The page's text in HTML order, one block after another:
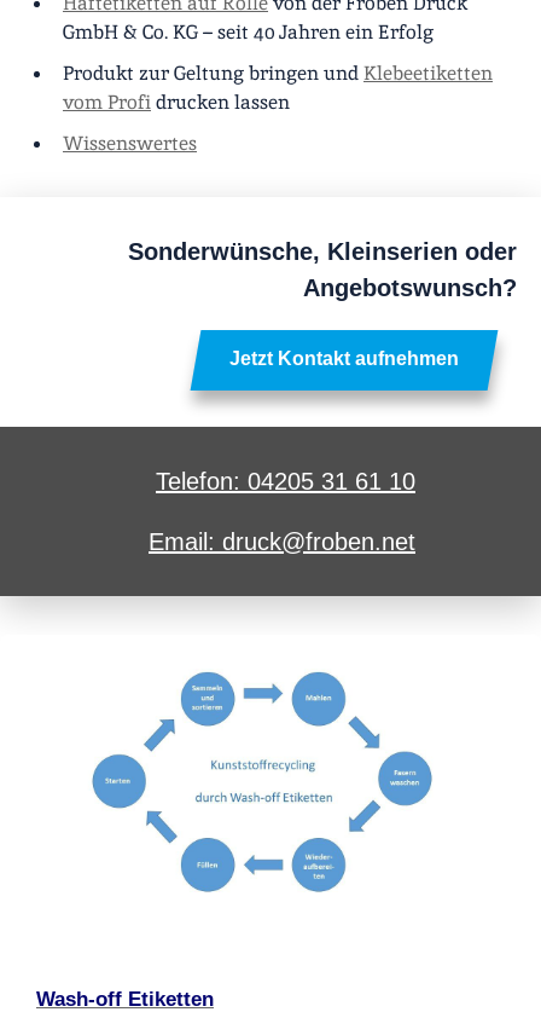
GmbH & Co. KG – seit 40 Jahren ein Erfolg
Produkt zur Geltung bringen undKlebeetiketten
vom Profidrucken lassen
Wissenswertes
Sonderwünsche, Kleinserien oder
Angebotswunsch?
Jetzt Kontakt aufnehmen
Telefon: 04205 31 61 10
Email: druck@froben.net
Wash-off Etiketten